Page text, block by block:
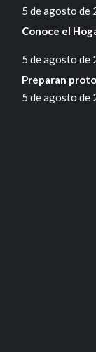
5 de agosto de
Conoce el
5 de agosto de
Preparan
5 de agosto de